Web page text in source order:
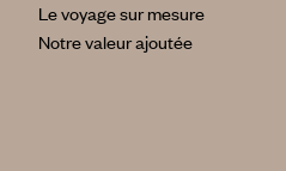
Le voyage sur mesure
Notre valeur ajoutée